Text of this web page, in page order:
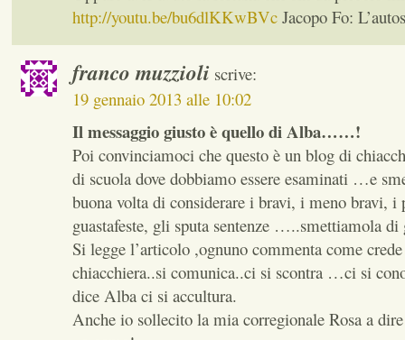
http://youtu.be/bu6dlKKwBVcJacopo Fo:
franco muzzioli scrive:
19 gennaio 2013 alle 10:02
Il messaggio giusto è quello di Alba……!
Poi convinciamoci che questo è un blog di
di scuola dove dobbiamo essere esaminati …e
buona volta di considerare i bravi, i meno bravi, i
guastafeste, gli sputa sentenze …..smettiamola di
Si legge l’articolo ,ognuno commenta come
chiacchiera..si comunica..ci si scontra …ci si
dice Alba ci si accultura.
Anche io sollecito la mia corregionale Rosa a